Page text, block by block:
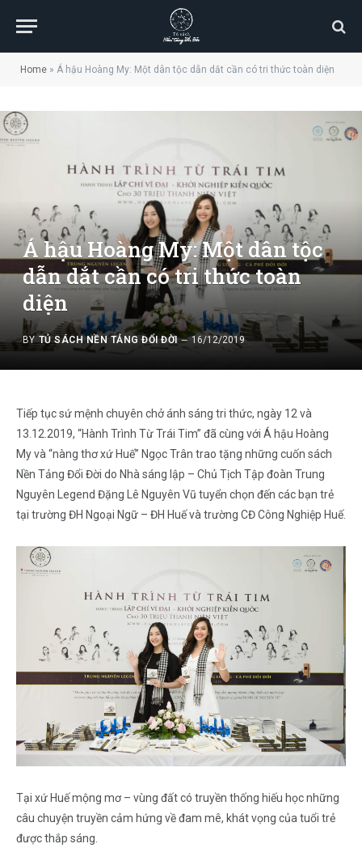
Home » Á hậu Hoàng My: Một dân tộc dẫn dắt cần có tri thức toàn diện
Á hậu Hoàng My: Một dân tộc
dẫn dắt cần có tri thức toàn
diện
BY TỦ SÁCH NỀN TẢNG ĐỔI ĐỜI 16/12/2019
Tiếp tục sứ mệnh chuyên chở ánh sáng tri thức, ngày 12 và
13.12.2019, “Hành Trình Từ Trái Tim” đã cùng với Á hậu Hoàng
My và “nàng thơ xứ Huế” Ngọc Trân trao tặng những cuốn sách
Nền Tảng Đổi Đời do Nhà sáng lập – Chủ Tịch Tập đoàn Trung
Nguyên Legend Đặng Lê Nguyên Vũ tuyển chọn đến các bạn trẻ
tại trường ĐH Ngoại Ngữ – ĐH Huế và trường CĐ Công Nghiệp Huế.
Tại xứ Huế mộng mơ – vùng đất có truyền thống hiếu học những
câu chuyện truyền cảm hứng về đam mê, khát vọng của tuổi trẻ
được thắp sáng.